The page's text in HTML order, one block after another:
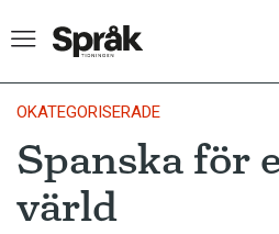
Hem
Artiklar
OKATEGORISERADE
Spanska för
värld